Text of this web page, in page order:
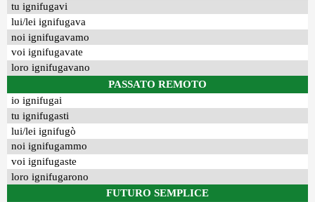
tu ignifugavi
lui/lei ignifugava
noi ignifugavamo
voi ignifugavate
loro ignifugavano
PASSATO REMOTO
io ignifugai
tu ignifugasti
lui/lei ignifugò
noi ignifugammo
voi ignifugaste
loro ignifugarono
FUTURO SEMPLICE